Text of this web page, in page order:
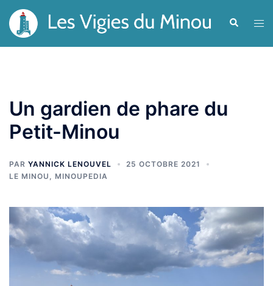
Aller
au
contenu
Un gardien de phare du
Petit-Minou
PAR YANNICK LENOUVEL
25 OCTOBRE 2021
LE MINOU
MINOUPEDIA